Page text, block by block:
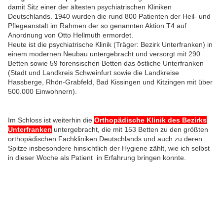
damit Sitz einer der ältesten psychiatrischen Kliniken
Deutschlands. 1940 wurden die rund 800 Patienten der Heil- und
Pflegeanstalt im Rahmen der so genannten Aktion T4 auf
Anordnung von Otto Hellmuth ermordet.
Heute ist die psychiatrische Klinik (Träger: Bezirk Unterfranken) in
einem modernen Neubau untergebracht und versorgt mit 290
Betten sowie 59 forensischen Betten das östliche Unterfranken
(Stadt und Landkreis Schweinfurt sowie die Landkreise
Hassberge, Rhön-Grabfeld, Bad Kissingen und Kitzingen mit über
500.000 Einwohnern).
Im Schloss ist weiterhin die Orthopädische Klinik des Bezirks
Unterfranken untergebracht, die mit 153 Betten zu den größten
orthopädischen Fachkliniken Deutschlands und auch zu deren
Spitze insbesondere hinsichtlich der Hygiene zählt, wie ich selbst
in dieser Woche als Patient in Erfahrung bringen konnte.